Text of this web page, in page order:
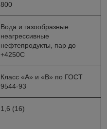
800
Вода и газообразные
неагрессивные
нефтепродукты, пар до
+4250С
Класс «А» и «В» по ГОСТ
9544-93
1,6 (16)